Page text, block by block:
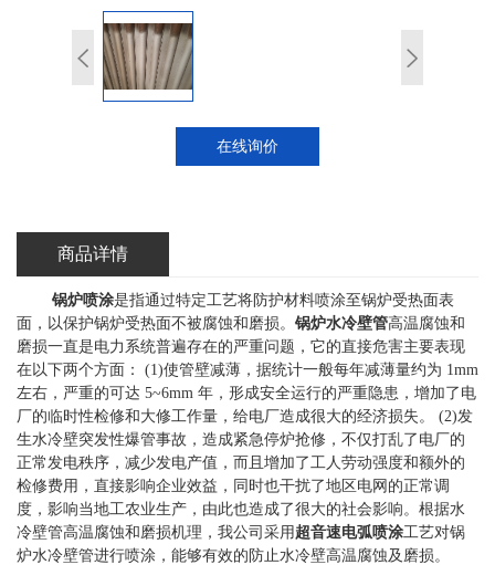
在线询价
商品详情
锅炉喷涂是指通过特定工艺将防护材料喷涂至锅炉受热面表
面，以保护锅炉受热面不被腐蚀和磨损。 锅炉水冷壁管高温腐蚀和
磨损一直是电力系统普遍存在的严重问题，它的直接危害主要表现
在以下两个方面： (1)使管壁减薄，据统计一般每年减薄量约为 1mm
左右，严重的可达 5~6mm 年，形成安全运行的严重隐患，增加了电
厂的临时性检修和大修工作量，给电厂造成很大的经济损失。 (2)发
生水冷壁突发性爆管事故，造成紧急停炉抢修，不仅打乱了电厂的
正常发电秩序，减少发电产值，而且增加了工人劳动强度和额外的
检修费用，直接影响企业效益，同时也干扰了地区电网的正常调
度，影响当地工农业生产，由此也造成了很大的社会影响。根据水
冷壁管高温腐蚀和磨损机理，我公司采用 超音速电弧喷涂工艺对锅
炉水冷壁管进行喷涂，能够有效的防止水冷壁高温腐蚀及磨损。